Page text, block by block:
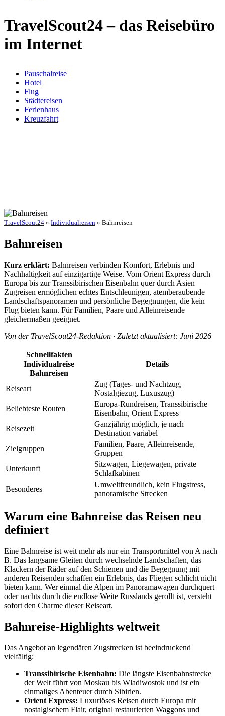
TravelScout24 – das Reisebüro
im Internet
Pauschalreise
Hotel
Flug
Städtereisen
Ferienhaus
Kreuzfahrt
TravelScout24 » Individualreisen » Bahnreisen
Bahnreisen
Kurz erklärt: Bahnreisen verbinden Komfort, Erlebnis und
Nachhaltigkeit auf einzigartige Weise. Vom Orient Express durch
Europa bis zur Transsibirischen Eisenbahn quer durch Asien —
Zugreisen ermöglichen echtes Entschleunigen, atemberaubende
Landschaftspanoramen und persönliche Begegnungen, die kein
Flug bieten kann. Für Familien, Paare und Alleinreisende
gleichermaßen geeignet.
Von der TravelScout24-Redaktion · Zuletzt aktualisiert: Juni 2026
Schnellfakten
Individualreise
Bahnreisen
Details
Reiseart
Zug (Tages- und Nachtzug,
Nostalgiezug, Luxuszug)
Beliebteste Routen
Europa-Rundreisen, Transsibirische
Eisenbahn, Orient Express
Reisezeit
Ganzjährig möglich, je nach
Destination variabel
Zielgruppen
Familien, Paare, Alleinreisende,
Gruppen
Unterkunft
Sitzwagen, Liegewagen, private
Schlafkabinen
Besonderes
Umweltfreundlich, kein Flugstress,
panoramische Strecken
Warum eine Bahnreise das Reisen neu
definiert
Eine Bahnreise ist weit mehr als nur ein Transportmittel von A nach
B. Das langsame Gleiten durch wechselnde Landschaften, das
Klackern der Räder auf den Schienen und die Begegnung mit
anderen Reisenden schaffen ein Erlebnis, das Fliegen schlicht nicht
bieten kann. Wer einmal die Alpen im Panoramawagen durchquert
oder nachts durch die endlose Weite Russlands gerollt ist, versteht
sofort den Charme dieser Reiseart.
Bahnreise-Highlights weltweit
Das Angebot an legendären Zugstrecken ist beeindruckend
vielfältig:
Transsibirische Eisenbahn: Die längste Eisenbahnstrecke
der Welt führt von Moskau bis Wladiwostok und ist ein
einmaliges Abenteuer durch Sibirien.
Orient Express: Luxuriöses Reisen durch Europa mit
nostalgischem Flair, original restaurierten Waggons und